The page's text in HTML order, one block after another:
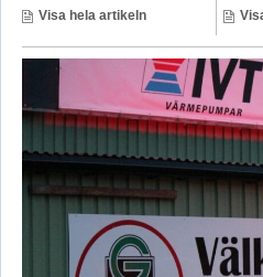
Visa hela artikeln